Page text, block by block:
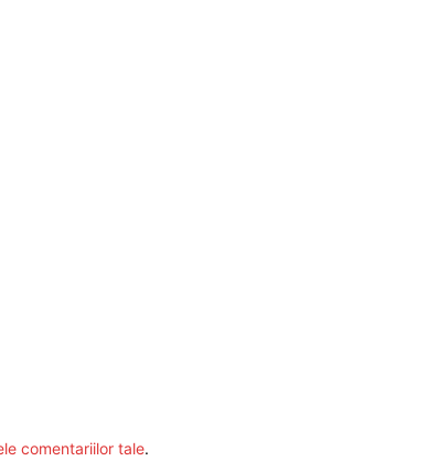
comentariilor tale.